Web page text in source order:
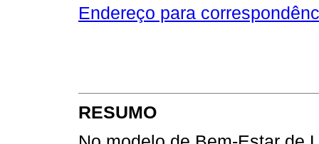
Endereço para
RESUMO